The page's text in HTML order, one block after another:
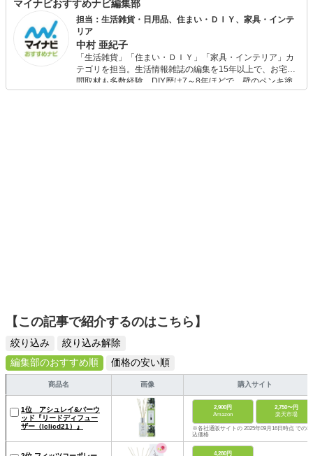
とな女性の健康なライフスタイルのためのレッスン、トリ
ートメントを提供。 独自考案メンタルハーブティーでは西
洋ハーブと東洋スピリットをミックスさせている。 （一
社）日本ソムリエ協会認定ワインエキスパートでもあり、
智美流「アロマなワイン会」など心と身体にいいお酒＆フ
ードにも趣味以上にのめりこみ中。 近著『1週間で合格! U-
CANのアロマテラピー検定1級・2級 速習テキスト&問題集
マイナビおすすめナビ編集部
担当：生活雑貨・日用品、住まい・ＤＩＹ、家具・インテ
リア
中村 亜紀子
「生活雑貨」「住まい・ＤＩＹ」「家具・インテリア」カ
テゴリを担当。生活情報雑誌の編集を15年以上で、お宅訪
問取材も多数経験。DIY歴は7～8年ほどで、壁のペンキ塗
りや壁紙チェンジなどもチャレンジ済み。初心者でもモノ
【この記事で紹介するのはこちら】
絞り込み
絞り込み解除
編集部のおすすめ順
価格の安い順
商品名 画像 購入サイト
1位 アシュレイ&バーウ
ッド『リードディフュー
ザー（lclicd21）』
2,900円
Amazon
2,750〜円
楽天市場
※各社通販サイトの 2025年09月16日時点 での税
込価格
4,280円